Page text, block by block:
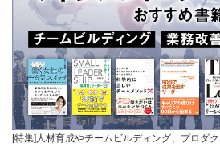
[特集]人材育成やチームビルディング、プロダ